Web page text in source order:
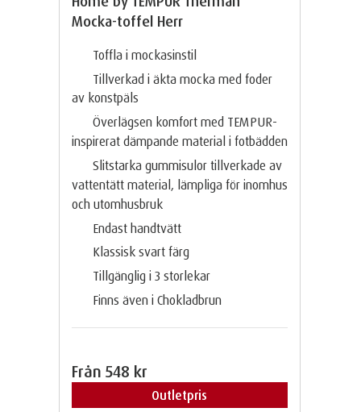
Mocka-toffel Herr
Toffla i mockasinstil
Tillverkad i äkta mocka med foder
av konstpäls
Överlägsen komfort med TEMPUR-
inspirerat dämpande material i fotbädden
Slitstarka gummisulor tillverkade av
vattentätt material, lämpliga för inomhus
och utomhusbruk
Endast handtvätt
Klassisk svart färg
Tillgänglig i 3 storlekar
Finns även i Chokladbrun
Från 548 kr
Outletpris